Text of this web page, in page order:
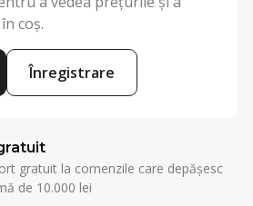
coș.
Înregistrare
gratuit la comenzile care depășesc
de 10.000 lei